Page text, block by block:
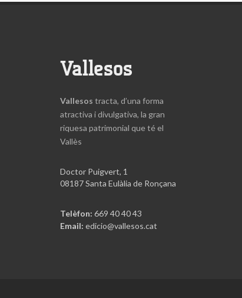
Vallesos
Vallesos tracta, d’una forma
atractiva i divulgativa, la gran
riquesa patrimonial que té el
Vallès
Doctor Puigvert, 1
08187 Santa Eulàlia de Ronçana
Telèfon: 669 40 40 43
Email: edicio@vallesos.cat